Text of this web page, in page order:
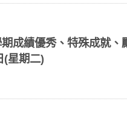
成績優秀、特殊成就
(星期二)